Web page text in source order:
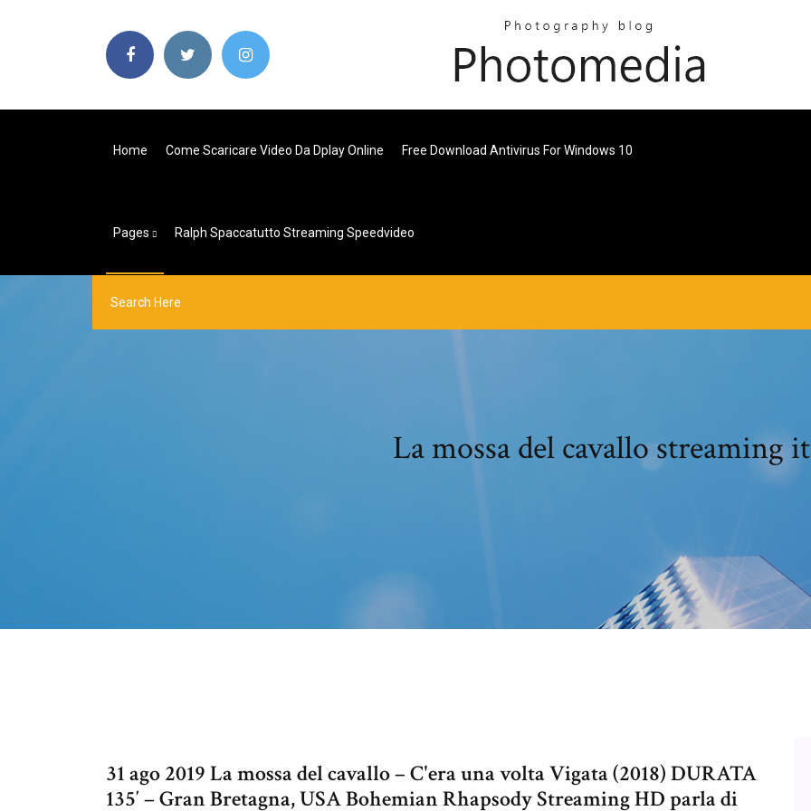
Home Come Scaricare Video Da Dplay Online Free Download Antivirus For Windows 10
Pages Ralph Spaccatutto Streaming Speedvideo
La mossa del cavallo streaming
31 ago 2019 La mossa del cavallo – C'era una volta Vigata (2018) DURATA
135′ – Gran Bretagna, USA Bohemian Rhapsody Streaming HD parla di